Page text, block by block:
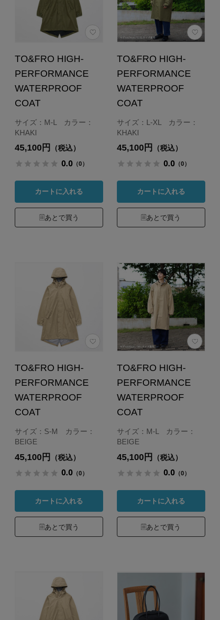
TO&FRO HIGH-
PERFORMANCE
WATERPROOF
COAT
サイズ：M-L カラー：
KHAKI
45,100円 （税込）
0.0（0）
カートに入れる
あとで買う
TO&FRO HIGH-
PERFORMANCE
WATERPROOF
COAT
サイズ：L-XL カラー：
KHAKI
45,100円 （税込）
0.0（0）
カートに入れる
あとで買う
TO&FRO HIGH-
PERFORMANCE
WATERPROOF
COAT
サイズ：S-M カラー：
BEIGE
45,100円 （税込）
0.0（0）
カートに入れる
あとで買う
TO&FRO HIGH-
PERFORMANCE
WATERPROOF
COAT
サイズ：M-L カラー：
BEIGE
45,100円 （税込）
0.0（0）
カートに入れる
あとで買う